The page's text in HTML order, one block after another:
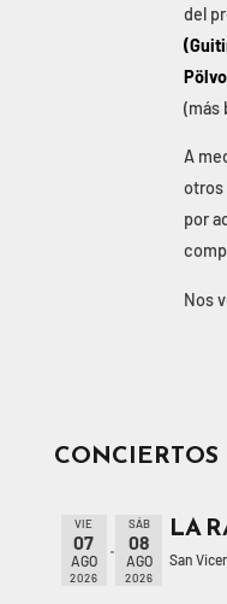
del
(más
A
otros
por
Nos
CONCIERTOS
VIE
07
AGO
2026
SÁB
08
AGO
2026
LA
San